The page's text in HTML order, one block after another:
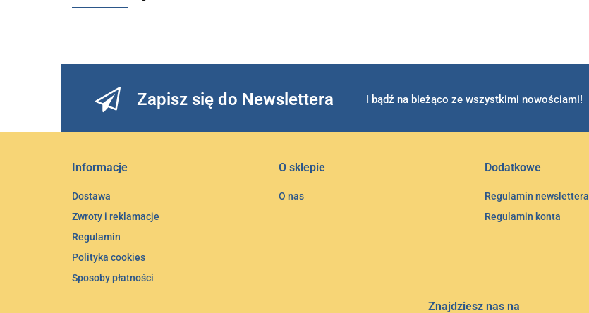
Zapisz się do Newslettera I bądź na bieżąco ze wszystkimi nowościami!
Informacje
Dostawa
Zwroty i reklamacje
Regulamin
Polityka cookies
Sposoby płatności
O sklepie
O nas
Dodatkowe
Regulamin newslettera
Regulamin konta
Znajdziesz nas na